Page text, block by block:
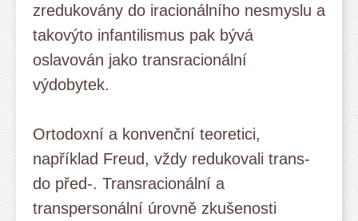
zredukovány do iracionálního nesmyslu a
takovýto infantilismus pak bývá
oslavován jako transracionální
výdobytek.
Ortodoxní a konvenční teoretici,
například Freud, vždy redukovali trans-
do před-. Transracionální a
transpersonální úrovně zkušenosti